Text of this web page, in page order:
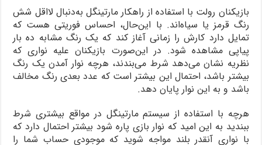
بازیکنان رولت با استفاده از راهکار مارتینگل به‌دنبال لااقل شش
رنگ قرمز یا سیاه‌اند. با این‌حال، احساس فوریتی هست که
تمایل دارد کارش را زمانی آغاز کند که یک رنگ مشابه ده بار
پیاپی مشاهده شود. در این‌صورت بازیکنان علیه نواری که
نظریه نشان می‌دهد شرط می‌بندند، هرچه نوار آمدن یک رنگ
بیشتر باشد، احتمال این بیشتر است که عدد بعدی رنگ مخالف
باشد و به این نوار پایان دهد.
هرچه با استفاده از سیستم مارتینگل در مواقع بیشتری شرط
ببندید به این امید که نوار بازی پاره شود بیشتر احتمال دارد که
با نواری آنقدر بلند مواجه شوید که موجودی حساب شما را